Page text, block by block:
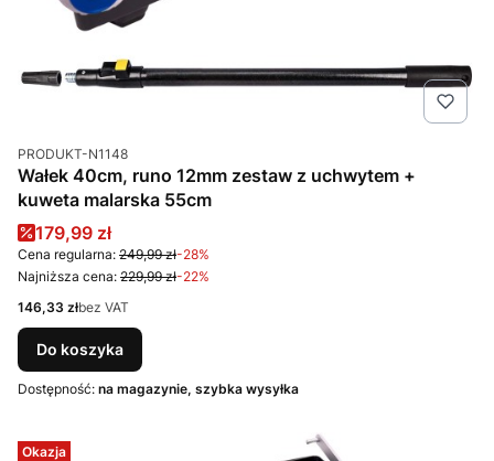
Kod produktu
PRODUKT-N1148
Wałek 40cm, runo 12mm zestaw z uchwytem +
kuweta malarska 55cm
Cena promocyjna
179,99 zł
Cena regularna: 249,99 zł-28%
Najniższa cena: 229,99 zł-22%
Cena
146,33 złbez VAT
Do koszyka
Dostępność: na magazynie, szybka wysyłka
Okazja